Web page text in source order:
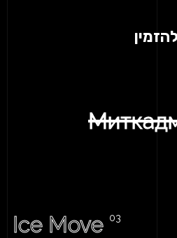
להזמין
Ice Move